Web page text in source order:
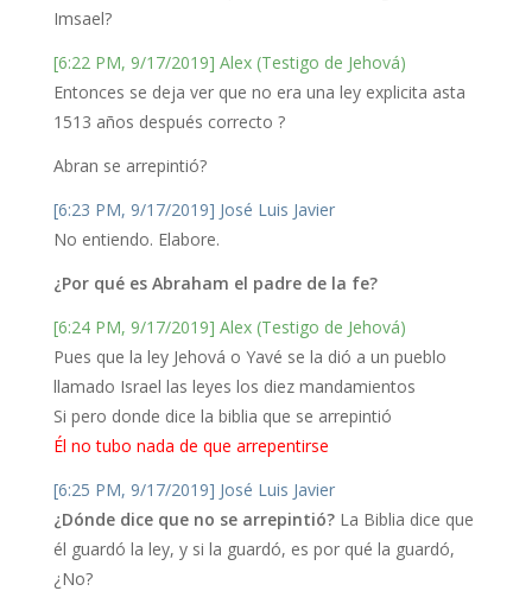
Imsael?
[6:22 PM, 9/17/2019] Alex (Testigo de Jehová)
Entonces se deja ver que no era una ley explicita asta
1513 años después correcto ?
Abran se arrepintió?
[6:23 PM, 9/17/2019] José Luis Javier
No entiendo. Elabore.
¿Por qué es Abraham el padre de la fe?
[6:24 PM, 9/17/2019] Alex (Testigo de Jehová)
Pues que la ley Jehová o Yavé se la dió a un pueblo
llamado Israel las leyes los diez mandamientos
Si pero donde dice la biblia que se arrepintió
Él no tubo nada de que arrepentirse
[6:25 PM, 9/17/2019] José Luis Javier
¿Dónde dice que no se arrepintió?La Biblia dice que
él guardó la ley, y si la guardó, es por qué la guardó,
¿No?